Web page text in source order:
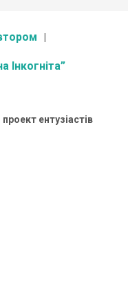
Інкогніта”
ентузіастів